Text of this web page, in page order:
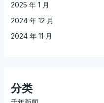
2025 年 1 月
2024 年 12 月
2024 年 11 月
分类